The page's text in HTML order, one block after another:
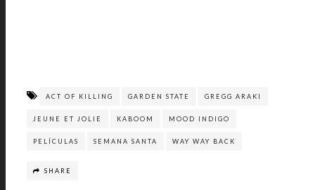
ACT OF KILLING GARDEN STATE GREGG ARAKI
JEUNE ET JOLIE KABOOM MOOD INDIGO
PELÍCULAS SEMANA SANTA WAY WAY BACK
SHARE